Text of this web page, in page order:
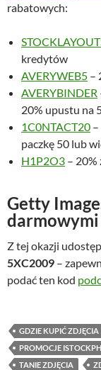
rabatowych:
kredytów
AVERYWEB5 –
AVERYBINDER
20% upustu na
1C0NTACT20
paczkę 50 lub
H1P2O3 –
Getty
darmowymi
Z tej okazji
5XC2009 –
podać ten kod
GDZIE KUPIĆ ZDJĘCIA
PROMOCJE
TANIE ZDJĘCIA